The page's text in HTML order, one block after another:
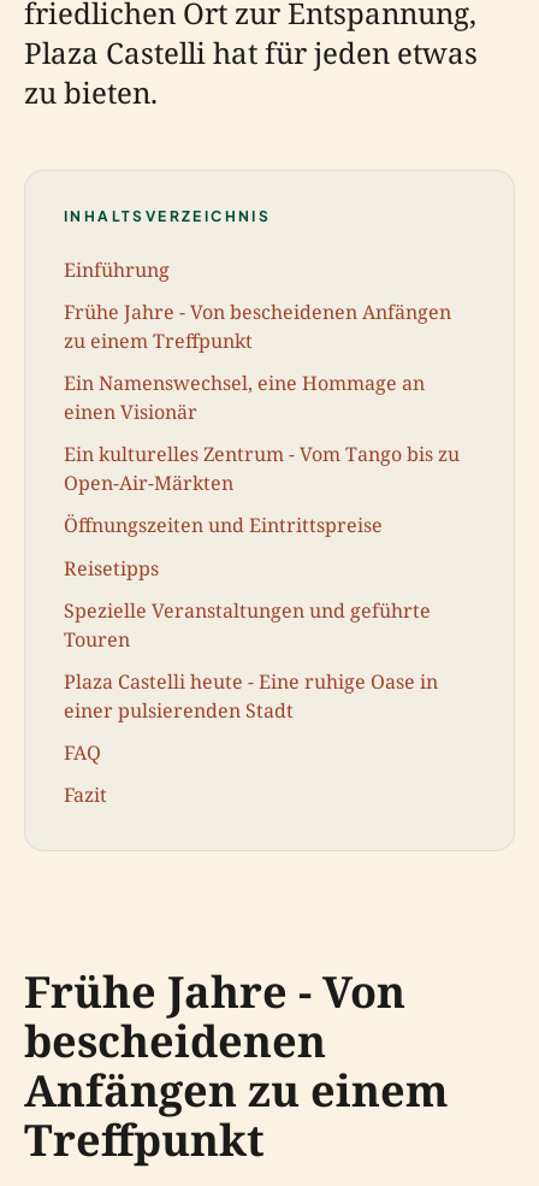
friedlichen Ort zur Entspannung,
Plaza Castelli hat für jeden etwas
zu bieten.
INHALTSVERZEICHNIS
Einführung
Frühe Jahre - Von bescheidenen Anfängen
zu einem Treffpunkt
Ein Namenswechsel, eine Hommage an
einen Visionär
Ein kulturelles Zentrum - Vom Tango bis zu
Open-Air-Märkten
Öffnungszeiten und Eintrittspreise
Reisetipps
Spezielle Veranstaltungen und geführte
Touren
Plaza Castelli heute - Eine ruhige Oase in
einer pulsierenden Stadt
FAQ
Fazit
Frühe Jahre - Von
bescheidenen
Anfängen zu einem
Treffpunkt